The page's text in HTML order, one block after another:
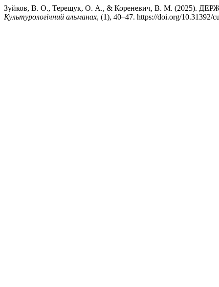
Зуйков, В. О., Терещук, О. А., & Кореневич, В. М.
Культурологічний альманах, (1), 40–47. https://doi.org/10.31392/